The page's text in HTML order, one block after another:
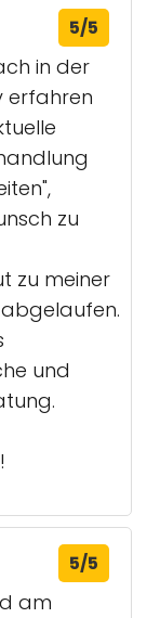
5/5
in der
erfahren
zu
zu meiner
und
5/5
am